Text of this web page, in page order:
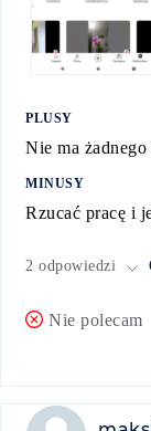
PLUSY
Nie ma żadnego
MINUSY
Rzucać pracę i
2 odpowiedzi
Nie polecam